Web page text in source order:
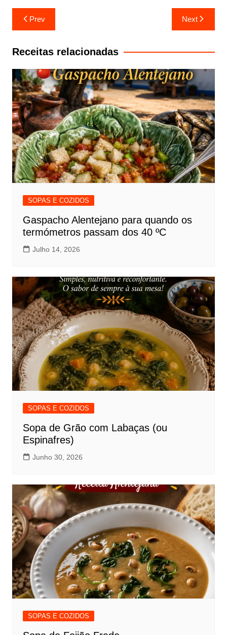
Navegação
de
artigos
Prev Next
Receitas relacionadas
SOPAS E COZIDOS
Gaspacho Alentejano para quando os
termómetros passam dos 40 ºC
Julho 14, 2026
SOPAS E COZIDOS
Sopa de Grão com Labaças (ou
Espinafres)
Junho 30, 2026
SOPAS E COZIDOS